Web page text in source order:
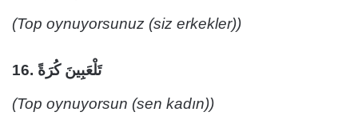
(Top oynuyorsunuz (siz erkekler))
16. تَلْعَبِينَ كُرَةً
(Top oynuyorsun (sen kadın))